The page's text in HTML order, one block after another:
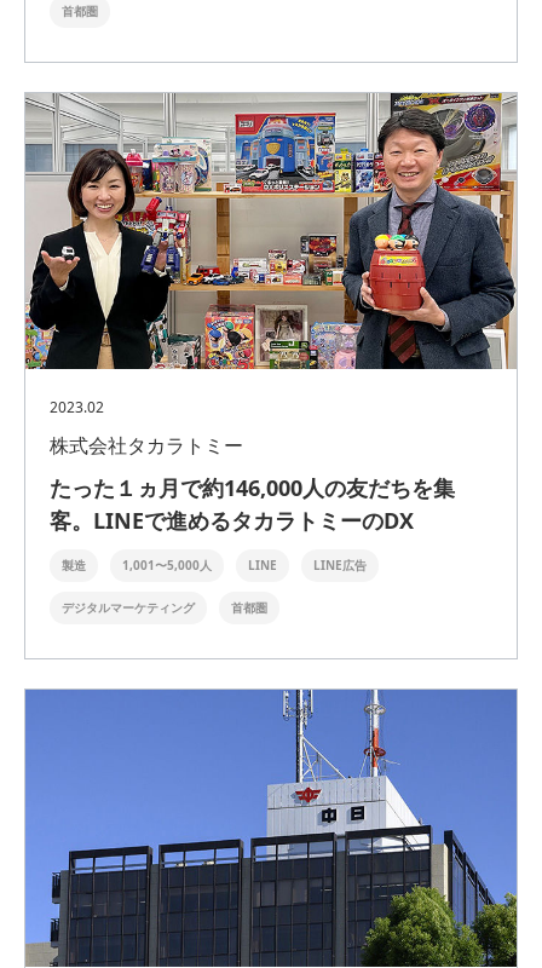
首都圏
2023.02
株式会社タカラトミー
たった１ヵ月で約146,000人の友だちを集
客。LINEで進めるタカラトミーのDX
製造 1,001〜5,000人 LINE LINE広告
デジタルマーケティング 首都圏